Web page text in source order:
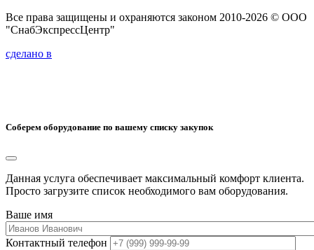
Все права защищены и охраняются законом 2010-2026 © ООО
"СнабЭкспрессЦентр"
сделано в
Соберем оборудование по вашему списку закупок
Данная услуга обеспечивает максимальный комфорт клиента.
Просто загрузите список необходимого вам оборудования.
Ваше имя
Контактный телефон